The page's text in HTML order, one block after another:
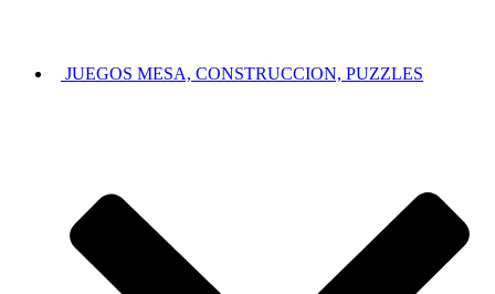
JUEGOS MESA, CONSTRUCCION, PUZZLES